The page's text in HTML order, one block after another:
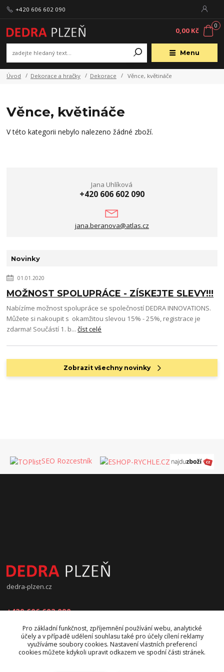
Menu
+420 606 602 090
0
0,00 Kč
Úvod Dekorace a hračky Dekorace Věnce, květináče
Věnce, květináče
V této kategorii nebylo nalezeno žádné zboží.
Jana Uhlíková
+420 606 602 090
jana.beranova@atlas.cz
Novinky
01.01.2020
MOŽNOST SPOLUPRÁCE - ZÍSKEJTE SLEVY!!!
Nabízíme možnost spolupráce se společností DEDRA INNOVATIONS.
Můžete si nakoupit s okamžitou slevou 15% - 25%, registrace je
zdarma! Součástí 1. b...číst celé
Zobrazit všechny novinky
SEO Rozcestník
dedra-plzen.cz
+420 606 602 090
jana.beranova@atlas.cz
Pro základní funkčnost, zpříjemnění používání webu, analytické
účely a v případě udělení souhlasu také pro účely cílení reklamy
využíváme soubory cookies. Nastavení vlastních preferencí
cookies můžete kdykoli upravit odkazem ve spodní části stránek.